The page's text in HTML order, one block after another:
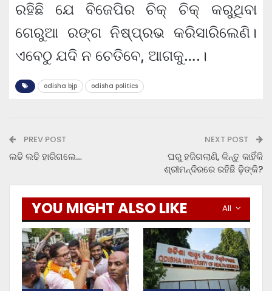
ରହିଛି ଯେ ବିଜେପିର ଚିକ୍ ଚିକ୍ କରୁଥିବା
ଗେରୁଆ ରଙ୍ଗ ନିଷ୍ପ୍ରଭ କରିସାରିଲେଣି।
ଏବେଠୁ ଯଦି ନ ଚେତିବେ, ଆଗକୁ….।
odisha bjp odisha politics
PREV POST
ଲଢି ଲଢି ହାରିଗଲେ…
NEXT POST
ଘରୁ ହଜିଗଲାଣି, କିନ୍ତୁ କାହିଁକି
ଶ୍ରୀମନ୍ଦିରରେ ରହିଛି ଢ଼ିଙ୍କି?
All
YOU MIGHT ALSO LIKE